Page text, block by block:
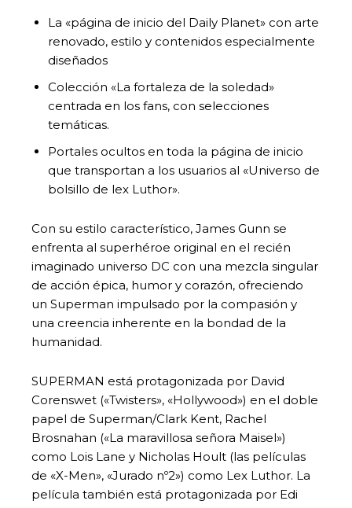
La «página de inicio del Daily Planet» con arte
renovado, estilo y contenidos especialmente
diseñados
Colección «La fortaleza de la soledad»
centrada en los fans, con selecciones
temáticas.
Portales ocultos en toda la página de inicio
que transportan a los usuarios al «Universo de
bolsillo de lex Luthor».
Con su estilo característico, James Gunn se
enfrenta al superhéroe original en el recién
imaginado universo DC con una mezcla singular
de acción épica, humor y corazón, ofreciendo
un Superman impulsado por la compasión y
una creencia inherente en la bondad de la
humanidad.
SUPERMAN está protagonizada por David
Corenswet («Twisters», «Hollywood») en el doble
papel de Superman/Clark Kent, Rachel
Brosnahan («La maravillosa señora Maisel»)
como Lois Lane y Nicholas Hoult (las películas
de «X-Men», «Jurado nº2») como Lex Luthor. La
película también está protagonizada por Edi